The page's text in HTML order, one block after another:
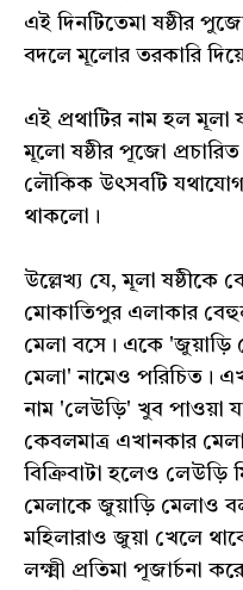
এই দিনটিতেমা ষষ্ঠীর
বদলে মূলোর তরকারি
এই প্রথাটির নাম হল মূলা
মূলো ষষ্ঠীর পূজো
লৌকিক উৎসবটি
থাকলো।
উল্লেখ্য যে, মূলা ষষ্ঠীকে
মোকাতিপুর এলাকার
মেলা বসে। একে 'জুয়াড়ি
মেলা' নামেও পরিচিত।
নাম 'লেউড়ি' খুব পাওয়া
কেবলমাত্র এখানকার
বিক্রিবাটা হলেও লেউড়ি
মেলাকে জুয়াড়ি মেলাও
মহিলারাও জুয়া খেলে
লক্ষ্মী প্রতিমা পূজার্চনা